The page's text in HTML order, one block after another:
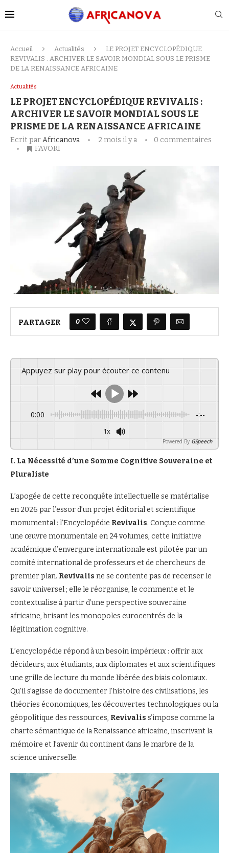
Accueil Actualités
LE PROJET ENCYCLOPÉDIQUE
REVIVALIS : ARCHIVER LE SAVOIR MONDIAL SOUS LE PRISME
DE LA RENAISSANCE AFRICAINE
Actualités
LE PROJET ENCYCLOPÉDIQUE REVIVALIS :
ARCHIVER LE SAVOIR MONDIAL SOUS LE
PRISME DE LA RENAISSANCE AFRICAINE
Ecrit parAfricanova 2 mois il y a
0 commentaires
FAVORI
PARTAGER 0
Appuyez sur play pour écouter ce contenu
0:00 -:--
1x
Powered By GSpeech
I. La Nécessité d’une Somme Cognitive Souveraine et
Pluraliste
L’apogée de cette reconquête intellectuelle se matérialise
en 2026 par l’essor d’un projet éditorial et scientifique
monumental : l’Encyclopédie Revivalis. Conçue comme
une œuvre monumentale en 24 volumes, cette initiative
académique d’envergure internationale est pilotée par un
comité international de professeurs et de chercheurs de
premier plan. Revivalis ne se contente pas de recenser le
savoir universel ; elle le réorganise, le commente et le
contextualise à partir d’une perspective souveraine
africaine, brisant les monopoles eurocentrés de la
légitimation cognitive.
L’encyclopédie répond à un besoin impérieux : offrir aux
décideurs, aux étudiants, aux diplomates et aux scientifiques
une grille de lecture du monde libérée des biais coloniaux.
Qu’il s’agisse de documenter l’histoire des civilisations, les
théories économiques, les découvertes technologiques ou la
géopolitique des ressources, Revivalis s’impose comme la
charte sémantique de la Renaissance africaine, inscrivant la
mémoire et l’avenir du continent dans le marbre de la
science universelle.